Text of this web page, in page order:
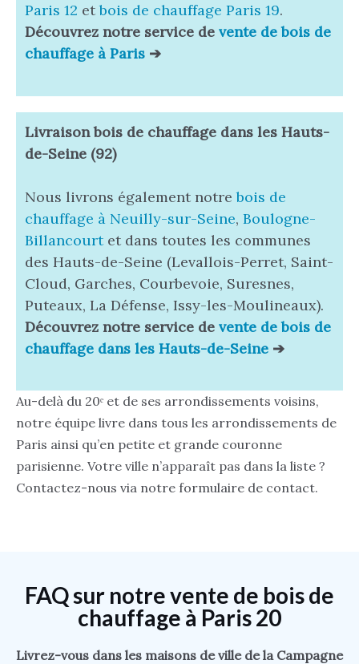
Paris 12 etbois de chauffage Paris 19.
Découvrez notre service de vente de bois de
chauffage à Paris➔
Livraison bois de chauffagedans les Hauts-
de-Seine (92)
Nous livrons également notrebois de
chauffage à Neuilly-sur-Seine, Boulogne-
Billancourtet dans toutes les communes
des Hauts-de-Seine (Levallois-Perret, Saint-
Cloud, Garches, Courbevoie, Suresnes,
Puteaux, La Défense, Issy-les-Moulineaux).
Découvrez notre service de vente de bois de
chauffage dans les Hauts-de-Seine➔
Au-delà du 20ᵉ et de ses arrondissements voisins,
notre équipe livre dans tous les arrondissements de
Paris ainsi qu’en petite et grande couronne
parisienne. Votre ville n’apparaît pas dans la liste ?
Contactez-nous via notre formulaire de contact.
FAQ sur notre vente de bois de
chauffage à Paris 20
Livrez-vous dans les maisons de ville de la Campagne